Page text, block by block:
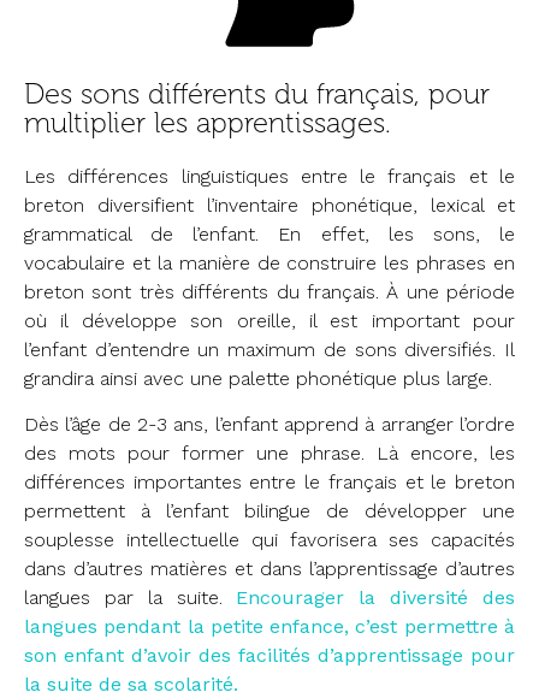
Des sons différents du français, pour
multiplier les apprentissages.
Les différences linguistiques entre le français et le
breton diversifient l’inventaire phonétique, lexical et
grammatical de l’enfant. En effet, les sons, le
vocabulaire et la manière de construire les phrases en
breton sont très différents du français. À une période
où il développe son oreille, il est important pour
l’enfant d’entendre un maximum de sons diversifiés. Il
grandira ainsi avec une palette phonétique plus large.
Dès l’âge de 2-3 ans, l’enfant apprend à arranger l’ordre
des mots pour former une phrase. Là encore, les
différences importantes entre le français et le breton
permettent à l’enfant bilingue de développer une
souplesse intellectuelle qui favorisera ses capacités
dans d’autres matières et dans l’apprentissage d’autres
langues par la suite. Encourager la diversité des
langues pendant la petite enfance, c’est permettre à
son enfant d’avoir des facilités d’apprentissage pour
la suite de sa scolarité.